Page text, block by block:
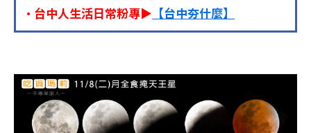
•台中人生活日常粉專▶ 【台中夯什麼】